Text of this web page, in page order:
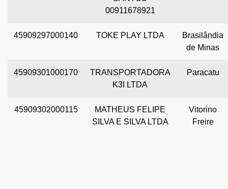
00911678921
45909297000140 TOKE PLAY LTDA
Brasilândia
de Minas
45909301000170
TRANSPORTADORA
K3I LTDA
Paracatu
45909302000115
MATHEUS FELIPE
SILVA E SILVA LTDA
Vitorino
Freire